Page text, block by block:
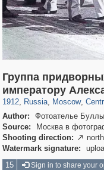
Группа
императору
1912, Russia
1,407,289
, Moscow
319,878 8,286
,
160,021
Author:
Фотоателье Буллы
Source:
Москва в
Shooting direction: 
Watermark signature:
15
Sign in to share your